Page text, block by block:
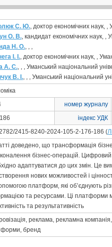
С. Ю., доктор економічних наук, ,
О. В., кандидат економічних наук, ,
Н. О., , ,
І. І., доктор економічних наук, ,
А. С., , , Уманський національний
В. І., , , Уманський національний
номер журналу
індекс УДК
2415-8240-2024-105-2-176-186 (
доведено, що трансформація
бізнес-операцій. Цифровий
адаптуватися до цих змін. Це
нових можливостей і
платформ, які об’єднують
та ресурсами. Ці платформи
та результативність
реклама, рекламна компанія,
бренд